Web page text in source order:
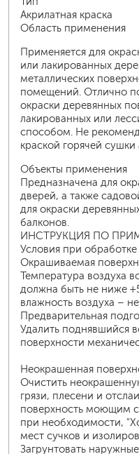
Акрилатная краска
Область применения
Применяется для
или лакированных
металлических
помещений. Отлично
окраски деревянных
лакированных или
способом. Не
краской горячей
Объекты применения
Предназначена для
дверей, а также
для окраски
балконов.
ИНСТРУКЦИЯ ПО
Условия при обработке
Окрашиваемая
Температура воздуха
должна быть не ниже
влажность воздуха –
Предварительная
Удалить поднявшийся
поверхности
Неокрашенная
Очистить
грязи, плесени и
поверхность моющим
при необходимости,
мест сучков и
Загрунтовать